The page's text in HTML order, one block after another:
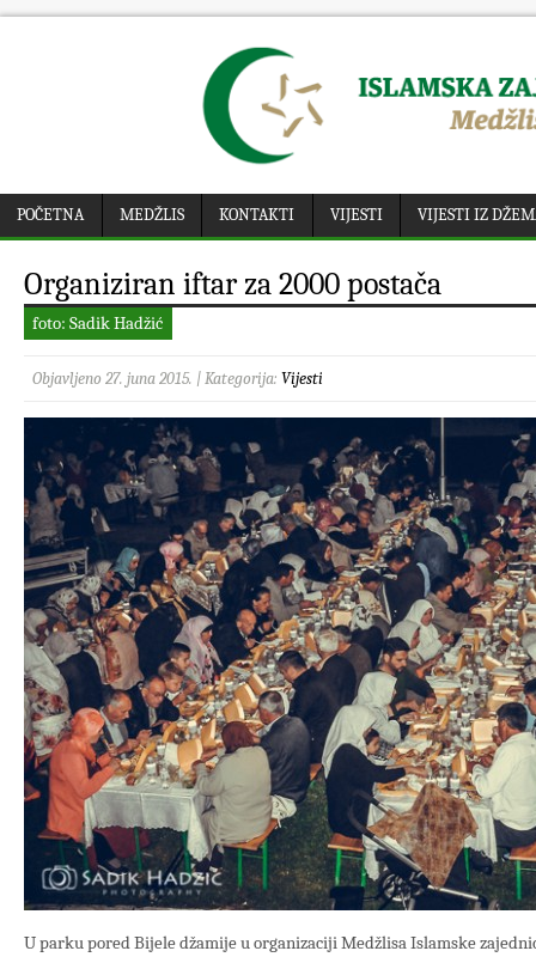
POČETNA MEDŽLIS KONTAKTI VIJESTI VIJESTI IZ
Organiziran iftar za 2000 postača
foto: Sadik Hadžić
Objavljeno 27. juna 2015. | Kategorija: Vijesti
U parku pored Bijele džamije u organizaciji Medžlisa Islamske